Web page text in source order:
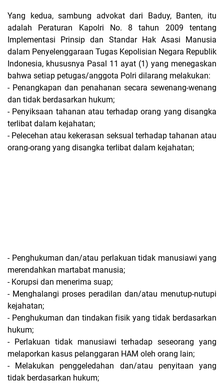
Yang kedua, sambung advokat dari Baduy, Banten, itu
adalah Peraturan Kapolri No. 8 tahun 2009 tentang
Implementasi Prinsip dan Standar Hak Asasi Manusia
dalam Penyelenggaraan Tugas Kepolisian Negara Republik
Indonesia, khususnya Pasal 11 ayat (1) yang menegaskan
bahwa setiap petugas/anggota Polri dilarang melakukan:
- Penangkapan dan penahanan secara sewenang-wenang
dan tidak berdasarkan hukum;
- Penyiksaan tahanan atau terhadap orang yang disangka
terlibat dalam kejahatan;
- Pelecehan atau kekerasan seksual terhadap tahanan atau
orang-orang yang disangka terlibat dalam kejahatan;
- Penghukuman dan/atau perlakuan tidak manusiawi yang
merendahkan martabat manusia;
- Korupsi dan menerima suap;
- Menghalangi proses peradilan dan/atau menutup-nutupi
kejahatan;
- Penghukuman dan tindakan fisik yang tidak berdasarkan
hukum;
- Perlakuan tidak manusiawi terhadap seseorang yang
melaporkan kasus pelanggaran HAM oleh orang lain;
- Melakukan penggeledahan dan/atau penyitaan yang
tidak berdasarkan hukum;